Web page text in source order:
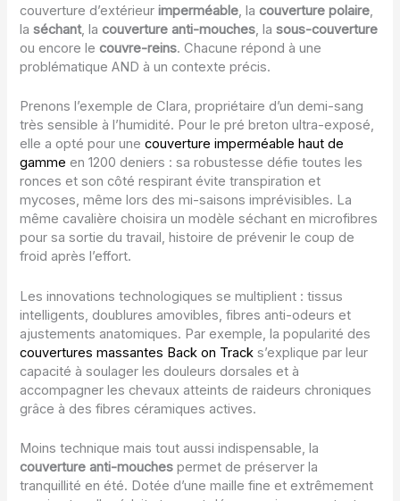
couverture d’extérieurimperméable, lacouverture polaire,
laséchant, lacouverture anti-mouches, lasous-couverture
ou encore lecouvre-reins. Chacune répond à une
problématique AND à un contexte précis.
Prenons l’exemple de Clara, propriétaire d’un demi-sang
très sensible à l’humidité. Pour le pré breton ultra-exposé,
elle a opté pour unecouverture imperméable haut de
gamme en 1200 deniers : sa robustesse défie toutes les
ronces et son côté respirant évite transpiration et
mycoses, même lors des mi-saisons imprévisibles. La
même cavalière choisira un modèle séchant en microfibres
pour sa sortie du travail, histoire de prévenir le coup de
froid après l’effort.
Les innovations technologiques se multiplient : tissus
intelligents, doublures amovibles, fibres anti-odeurs et
ajustements anatomiques. Par exemple, la popularité des
couvertures massantes Back on Track s’explique par leur
capacité à soulager les douleurs dorsales et à
accompagner les chevaux atteints de raideurs chroniques
grâce à des fibres céramiques actives.
Moins technique mais tout aussi indispensable, la
couverture anti-mouches permet de préserver la
tranquillité en été. Dotée d’une maille fine et extrêmement